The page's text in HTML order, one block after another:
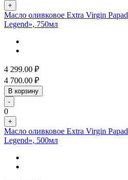
+
Масло оливковое Extra Virgin
Legend», 750мл
4 299.00 ₽
4 700.00 ₽
В корзину
-
0
+
Масло оливковое Extra Virgin
Legend», 500мл